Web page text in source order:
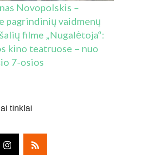
Novopolskis –
pagrindinių vaidmenų
filme „Nugalėtoja“:
kino teatruose – nuo
7-osios
tinklai